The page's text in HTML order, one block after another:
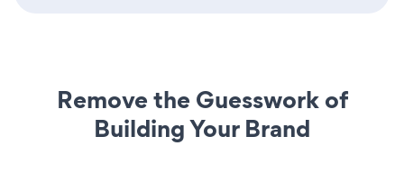
Remove the Guesswork of
Building Your Brand